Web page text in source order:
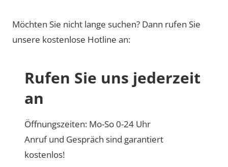
Möchten Sie nicht lange suchen? Dann rufen Sie
unsere kostenlose Hotline an:
Rufen Sie uns jederzeit
an
Öffnungszeiten: Mo-So 0-24 Uhr
Anruf und Gespräch sind garantiert
kostenlos!